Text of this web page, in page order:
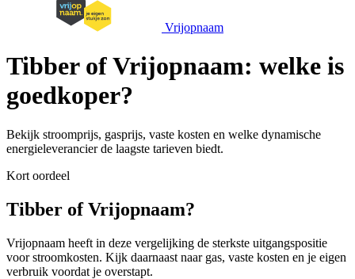
Vrijopnaam
Tibber of Vrijopnaam: welke is
goedkoper?
Bekijk stroomprijs, gasprijs, vaste kosten en welke dynamische
energieleverancier de laagste tarieven biedt.
Kort oordeel
Tibber of Vrijopnaam?
Vrijopnaam heeft in deze vergelijking de sterkste uitgangspositie
voor stroomkosten. Kijk daarnaast naar gas, vaste kosten en je eigen
verbruik voordat je overstapt.